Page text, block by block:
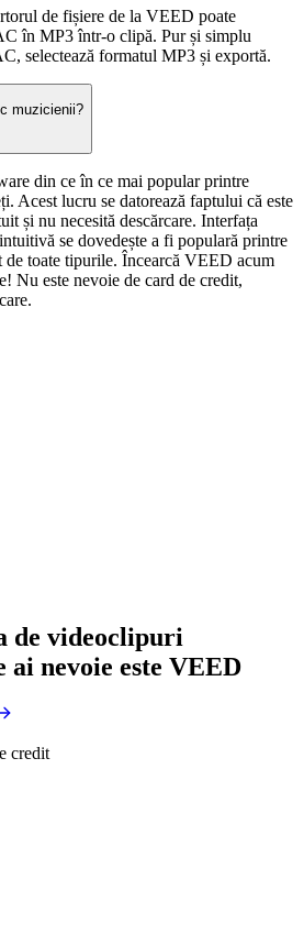
de fișiere de la VEED poate
în MP3 într-o clipă. Pur și simplu
selectează formatul MP3 și exportă.
muzicienii?
din ce în ce mai popular printre
Acest lucru se datorează faptului că este
și nu necesită descărcare. Interfața
se dovedește a fi populară printre
de toate tipurile. Încearcă VEED acum
Nu este nevoie de card de credit,
de videoclipuri
nevoie este VEED
credit